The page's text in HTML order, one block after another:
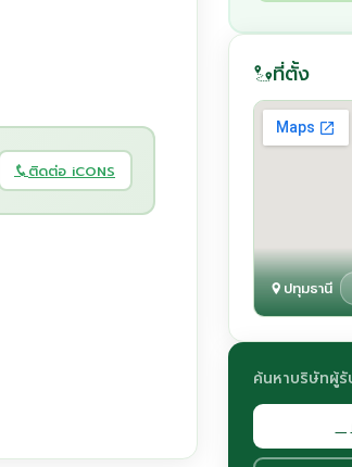
ติดต่อ iCONS
ที่ตั้ง
ปทุมธานี
ค้นหาบริษัทผู้รั